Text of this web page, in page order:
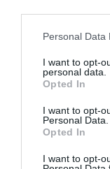
This information
disclose it to
Please note that
services and may
not limited to your
grant or deny
consent section.
Personal Data
I want to opt-
personal data.
Opted In
I want to opt-
Personal Data.
Opted In
I want to opt-
ARTICOLI
“Giusina in
“Giusina in
“In cucina con
“Camper”: